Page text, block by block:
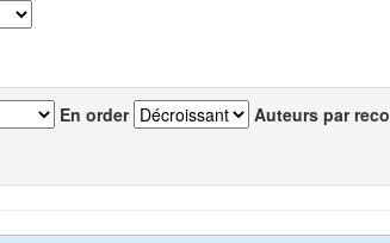
En order Auteurs par